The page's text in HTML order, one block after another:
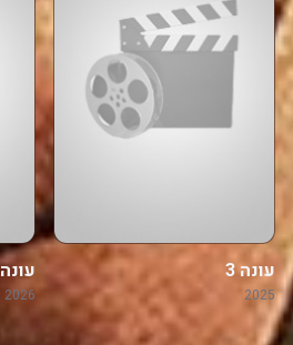
עונה 3
2025
עונה
2026